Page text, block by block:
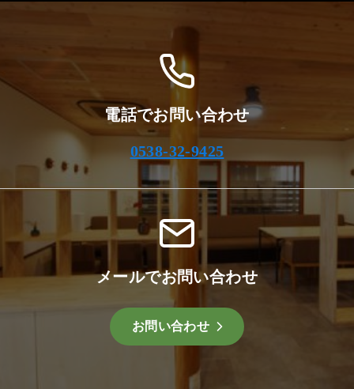
電話でお問い合わせ
0538-32-9425
メールでお問い合わせ
お問い合わせ